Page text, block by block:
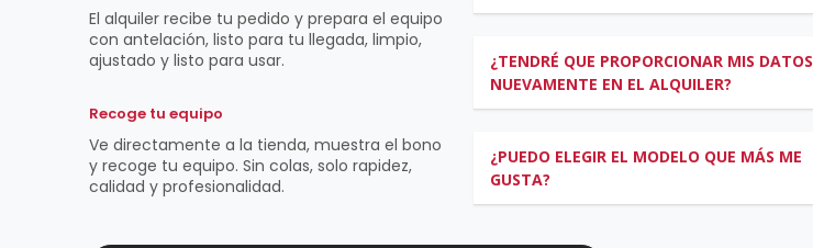
El alquiler recibe tu pedido y prepara el equipo
con antelación, listo para tu llegada, limpio,
ajustado y listo para usar.
Recoge tu equipo
Ve directamente a la tienda, muestra el bono
y recoge tu equipo. Sin colas, solo rapidez,
calidad y profesionalidad.
¿TENDRÉ QUE PROPORCIONAR MIS DATOS
NUEVAMENTE EN EL ALQUILER?
¿PUEDO ELEGIR EL MODELO QUE MÁS ME
GUSTA?